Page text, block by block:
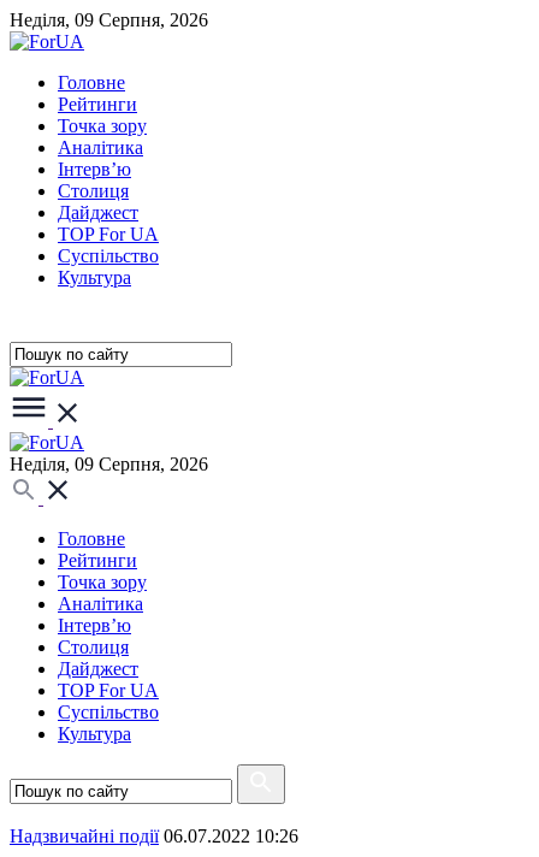
Неділя, 09 Серпня, 2026
Головне
Рейтинги
Точка зору
Аналітика
Інтерв’ю
Столиця
Дайджест
TOP For UA
Суспiльство
Культура
Неділя, 09 Серпня, 2026
Головне
Рейтинги
Точка зору
Аналітика
Інтерв’ю
Столиця
Дайджест
TOP For UA
Суспiльство
Культура
Надзвичайні події 06.07.2022 10:26